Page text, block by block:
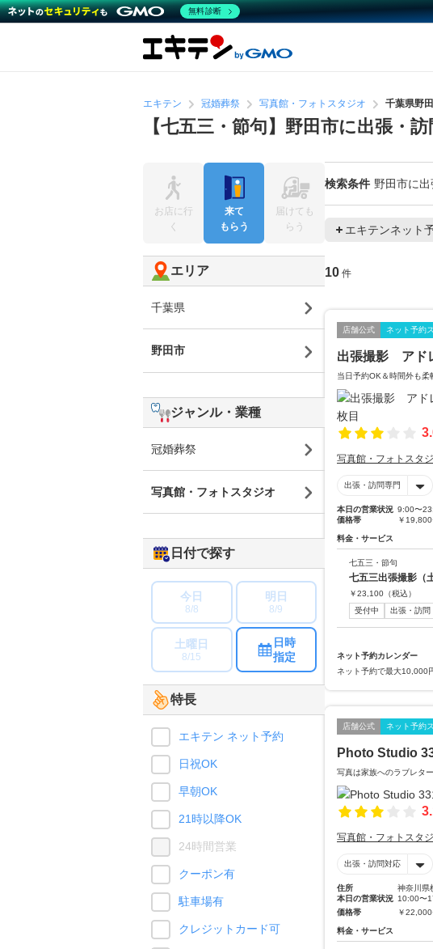
エキテン 冠婚葬祭 写真館・フォトスタジオ 千葉県野
【七五三・節句】野田市に出張・
検索条件 野田市に
エキテンネット
10 件
店舗公式 ネット予約
出張撮影 アド
当日予約OK＆時間外も
写真館・フォトスタ
出張・訪問専門
本日の営業状況 9:00〜
価格帯
￥
料金・サービス
七五三・節句
七五三出張撮影（
￥23,100 （税込）
受付中
出張・訪問
ネット予約カレンダー
ネット予約で最大10,000
店舗公式 ネット予約
Photo Studio
写真は家族へのラブレタ
写真館・フォトスタ
出張・訪問対応
住所
神奈川県
本日の営業状況 10:00〜
価格帯
￥
料金・サービス
お店に行
く
来て
もらう
届けても
らう
エリア
千葉県
野田市
ジャンル・業種
冠婚葬祭
写真館・フォトスタジオ
日付で探す
今日
8/8
明日
8/9
土曜日
8/15
日時
指定
特長
エキテン ネット予約
日祝OK
早朝OK
21時以降OK
24時間営業
クーポン有
駐車場有
クレジットカード可
無料診断